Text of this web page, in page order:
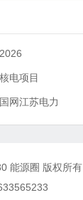
2026
核电项目
国网江苏电力
能源圈 版权所有